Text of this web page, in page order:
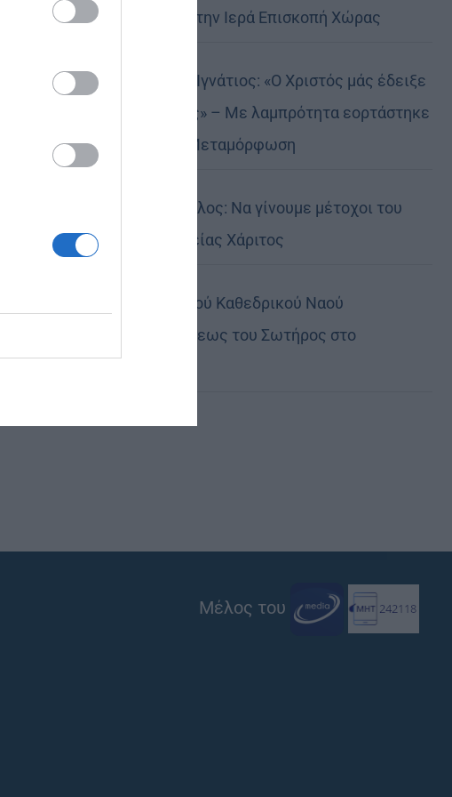
Αυστραλίας στην Ιερά Επισκοπή Χώρας
Δημητριάδος Ιγνάτιος: «Ο Χριστός μάς έδειξε
το μέλλον μας» – Με λαμπρότητα εορτάστηκε
στον Βόλο η Μεταμόρφωση
Κορίνθου Παύλος: Να γίνουμε μέτοχοι του
φωτός της Θείας Χάριτος
Πανήγυρη Ιερού Καθεδρικού Ναού
Μεταμορφώσεως του Σωτήρος στο
Μέλος του